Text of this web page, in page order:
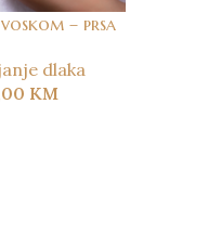
– prsa
dlaka
KM